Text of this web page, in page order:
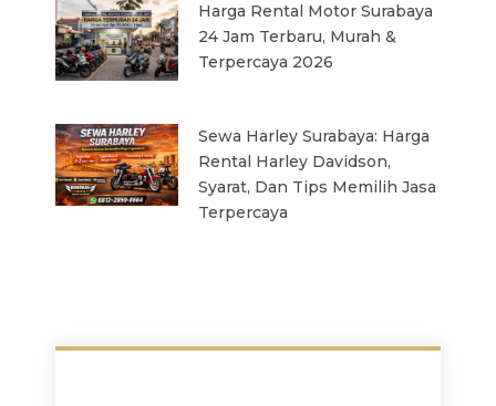
Harga Rental Motor Surabaya
24 Jam Terbaru, Murah &
Terpercaya 2026
Sewa Harley Surabaya: Harga
Rental Harley Davidson,
Syarat, Dan Tips Memilih Jasa
Terpercaya